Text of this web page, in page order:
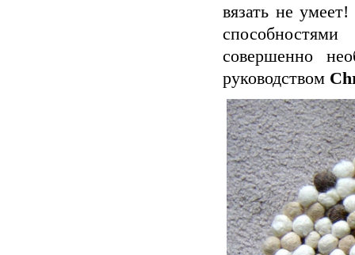
вязать не
совершенно
руководством